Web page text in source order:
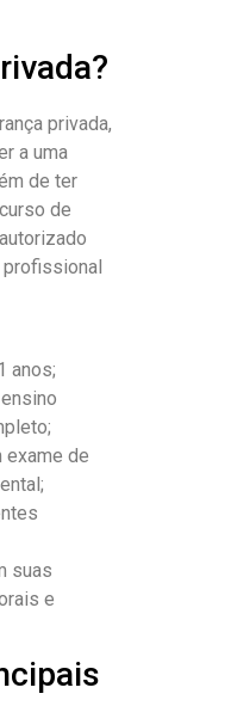
privada,
a uma
de ter
de
profissional
anos;
exame de
suas
e